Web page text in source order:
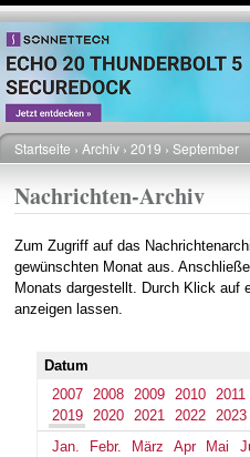
Direkt
zum
Inhalt
Pfadnavigation
Startseite Archiv 2019 September
Nachrichten-Archiv
Zum Zugriff auf das
gewünschten Monat aus.
Monats dargestellt. Durch Klick auf
anzeigen lassen.
Datum
2007
2008 2009 2010
2011
2019
2020 2021 2022
2023
Jan.
Febr. März Apr Mai